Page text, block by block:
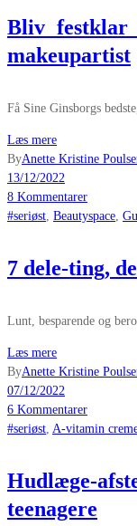
Bliv festklar
makeupartist
Få Sine Ginsborgs
Læs mere
ByAnette Kristine
13/12/2022
8 Kommentarer
#seriøst, Beautyspace,
7 dele-ting,
Lunt, besparende og
Læs mere
ByAnette Kristine
07/12/2022
6 Kommentarer
#seriøst, A-vitamin
Hudlæge-
teenagere